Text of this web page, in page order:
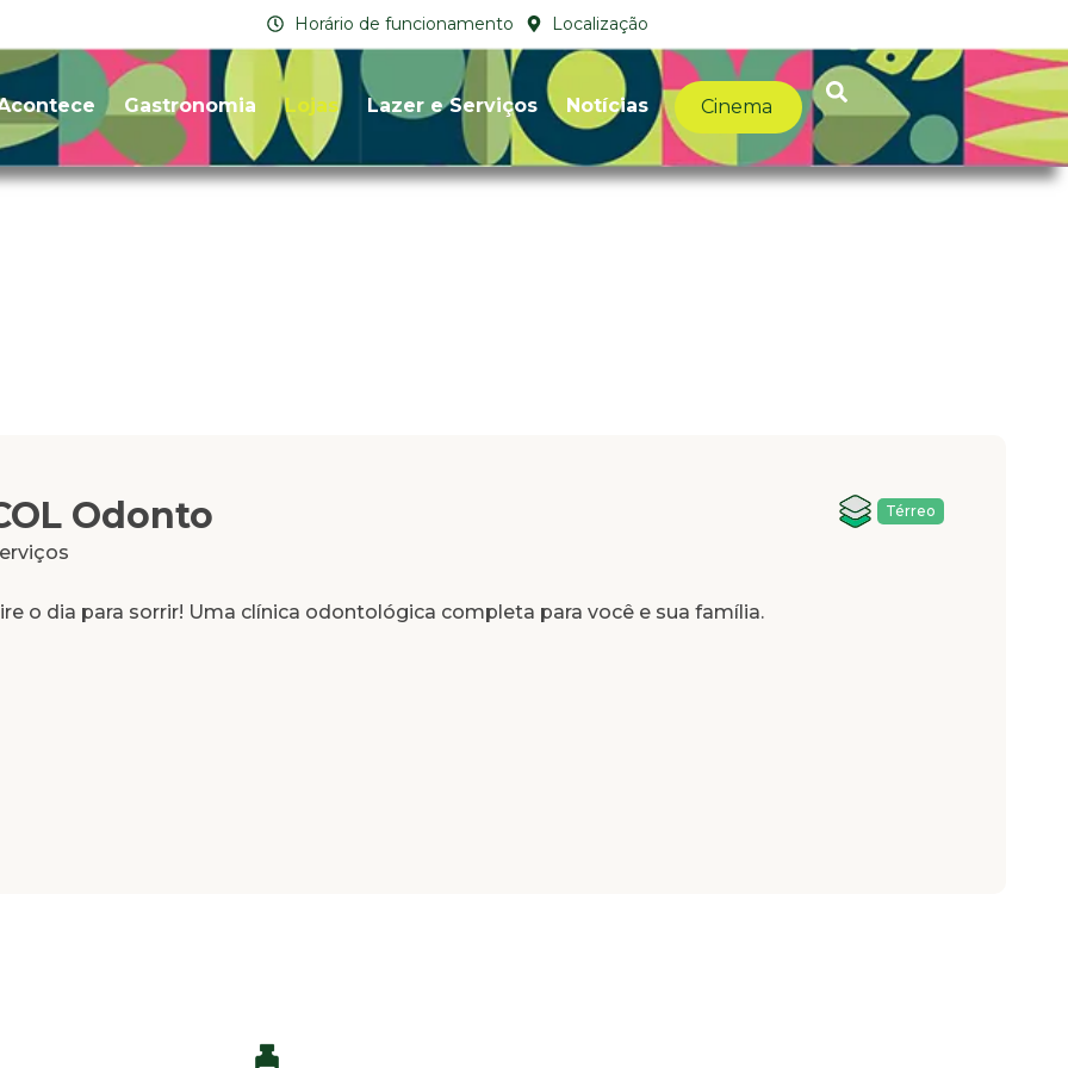
Horário de funcionamento Localização
Gastronomia Lojas Lazer e Serviços Notícias Cinema
COL Odonto
Térreo
Odonto
o dia para sorrir! Uma clínica odontológica completa para você e sua família.